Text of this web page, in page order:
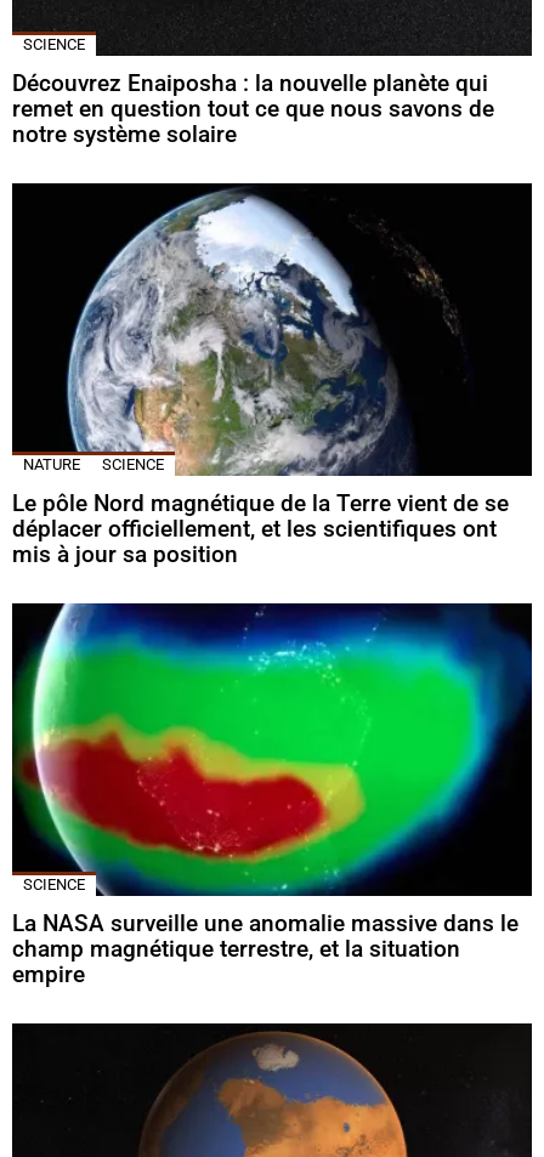
SCIENCE
Découvrez Enaiposha : la nouvelle planète qui
remet en question tout ce que nous savons de
notre système solaire
NATURE SCIENCE
Le pôle Nord magnétique de la Terre vient de se
déplacer officiellement, et les scientifiques ont
mis à jour sa position
SCIENCE
La NASA surveille une anomalie massive dans le
champ magnétique terrestre, et la situation
empire